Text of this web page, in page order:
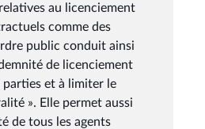
au licenciement
comme des
public conduit ainsi
de licenciement
parties et à limiter le
». Elle permet aussi
de tous les agents